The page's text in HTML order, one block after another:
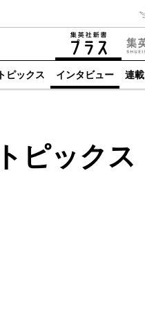
ピックス インタビュー 連載
ピックス